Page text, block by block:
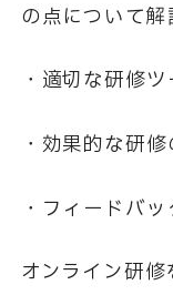
の点について解
・適切な研修
・効果的な研
・フィードバ
オンライン研